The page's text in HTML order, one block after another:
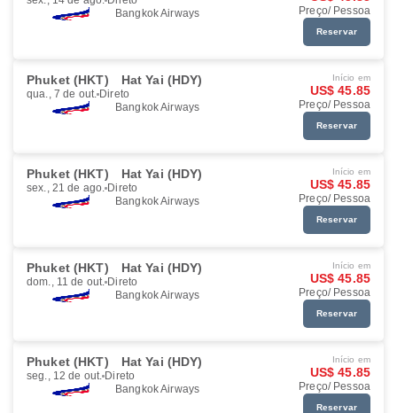
Bangkok Airways
Preço/ Pessoa
Reservar
Phuket (HKT) Hat Yai (HDY)
qua., 7 de out. Direto
Bangkok Airways
Início em
US$ 45.85
Preço/ Pessoa
Reservar
Phuket (HKT) Hat Yai (HDY)
sex., 21 de ago. Direto
Bangkok Airways
Início em
US$ 45.85
Preço/ Pessoa
Reservar
Phuket (HKT) Hat Yai (HDY)
dom., 11 de out. Direto
Bangkok Airways
Início em
US$ 45.85
Preço/ Pessoa
Reservar
Phuket (HKT) Hat Yai (HDY)
seg., 12 de out. Direto
Bangkok Airways
Início em
US$ 45.85
Preço/ Pessoa
Reservar